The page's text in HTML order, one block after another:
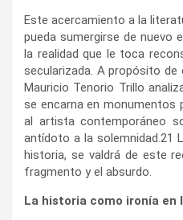
Este acercamiento a la
pueda sumergirse de nuevo
la realidad que le toca
secularizada. A propósito
Mauricio Tenorio Trillo
se encarna en monumentos
al artista contemporáneo
antídoto a la solemnidad.21
historia, se valdrá de este
fragmento y el absurdo.
La historia como ironía en